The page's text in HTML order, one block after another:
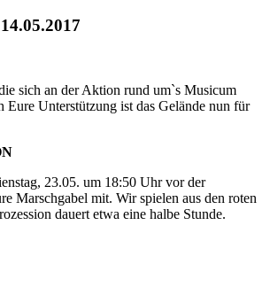
sich an der Aktion rund um`s Musicum
Eure Unterstützung ist das Gelände nun für
23.05. um 18:50 Uhr vor der
Marschgabel mit. Wir spielen aus den roten
dauert etwa eine halbe Stunde.